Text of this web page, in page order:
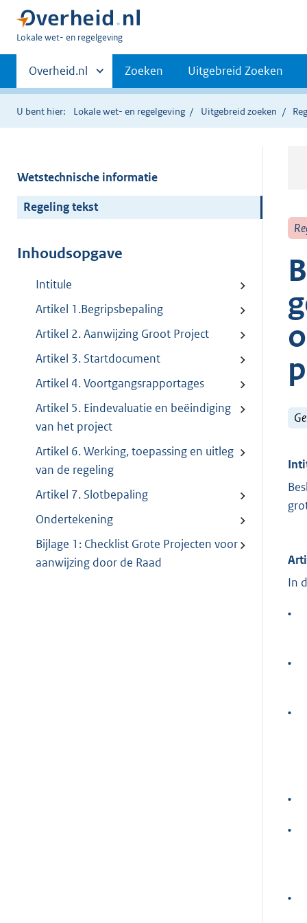
U
hier:
Lokale wet- en regelgeving
Primaire
navigatie
Andere
sites
binnen
Overheid.nl Zoeken Uitgebreid Zoeken
U bent hier: Lokale wet- en regelgeving Uitgebreid zoeken
Wetstechnische informatie
Regeling tekst
Inhoudsopgave
Intitule
Artikel 1.Begripsbepaling
Artikel 2. Aanwijzing Groot Project
Artikel 3. Startdocument
Artikel 4. Voortgangsrapportages
Artikel 5. Eindevaluatie en beëindiging
van het project
Artikel 6. Werking, toepassing en uitleg
van de regeling
Artikel 7. Slotbepaling
Ondertekening
Bijlage 1: Checklist Grote Projecten voor
aanwijzing door de Raad
In
•
•
•
•
•
•